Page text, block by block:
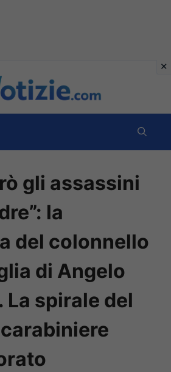
gli assassini
la
del colonnello
di Angelo
La spirale del